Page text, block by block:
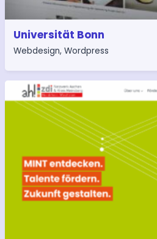
Universität Bonn
Webdesign, Wordpress